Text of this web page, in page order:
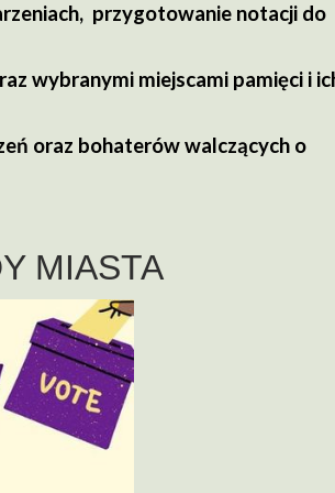
przygotowanie notacji do
wybranymi miejscami pamięci i
oraz bohaterów walczących o
MIASTA